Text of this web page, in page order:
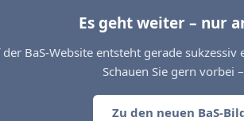
Es geht weiter – nur
BaS-Website entsteht gerade
Schauen Sie gern vorbei
Zu den neuen BaS-